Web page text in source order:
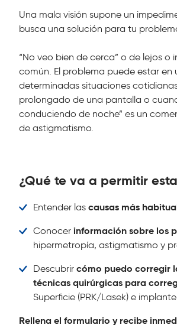
Una mala visión supone un
busca una solución para tu
“No veo bien de cerca” o de lejos
común. El problema puede estar en
determinadas situaciones
prolongado de una pantalla o
conduciendo de noche” es un
de astigmatismo.
¿Qué te va a permitir
Entender las causas más
Conocer información sobre los
hipermetropía, astigmatismo y
Descubrir cómo puedo corregir
técnicas quirúrgicas para
Superficie (PRK/Lasek) e
Rellena el formulario y recibe